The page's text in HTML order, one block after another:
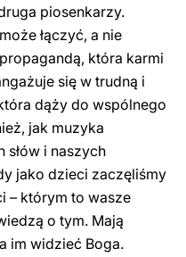
piosenkarzy.
łączyć, a nie
która karmi
się w trudną i
dąży do wspólnego
jak muzyka
słów i naszych
jako dzieci zaczęliśmy
– którym to wasze
o tym. Mają
im widzieć Boga.